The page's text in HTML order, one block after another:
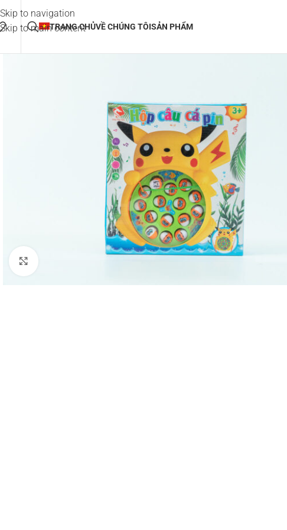
Skip to navigation
Skip to main content
TRANG CHỦVỀ CHÚNG TÔISẢN PHẨM